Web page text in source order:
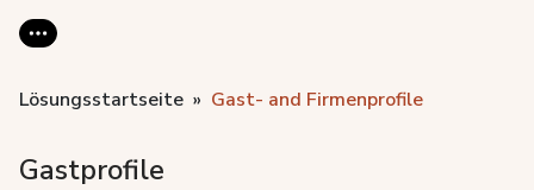
Lösungsstartseite Gast- and Firmenprofile
Gastprofile